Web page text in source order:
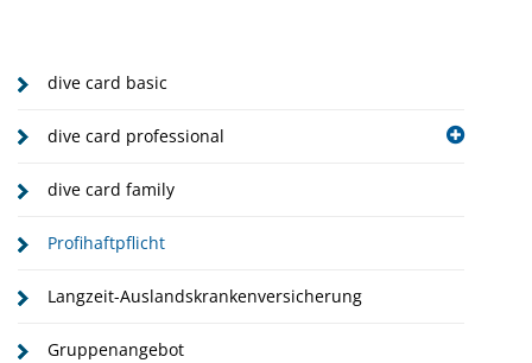
dive card basic
dive card professional
dive card family
Profihaftpflicht
Langzeit-Auslandskrankenversicherung
Gruppenangebot